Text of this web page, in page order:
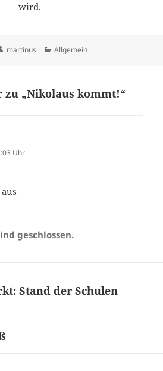
wird.
Autor
martinus Kategorien
Allgemein
zu „Nikolaus kommt!“
Uhr
geschlossen.
Stand der Schulen